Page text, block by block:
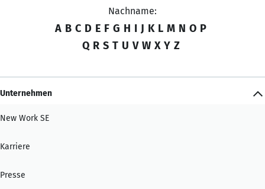
Nachname:
A B C D E F G H I J K L M N O P
Q R S T U V W X Y Z
Unternehmen
New Work SE
Karriere
Presse